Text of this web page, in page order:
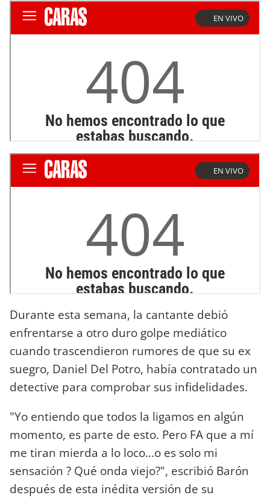
Durante esta semana, la cantante debió
enfrentarse a otro duro golpe mediático
cuando trascendieron rumores de que su ex
suegro, Daniel Del Potro, había contratado un
detective para comprobar sus infidelidades.
"Yo entiendo que todos la ligamos en algún
momento, es parte de esto. Pero FA que a mí
me tiran mierda a lo loco...o es solo mi
sensación ? Qué onda viejo?", escribió Barón
después de esta inédita versión de su